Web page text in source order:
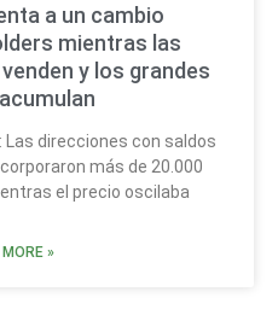
a un cambio
mientras las
y los grandes
Las direcciones con saldos
más de 20.000
el precio oscilaba
»